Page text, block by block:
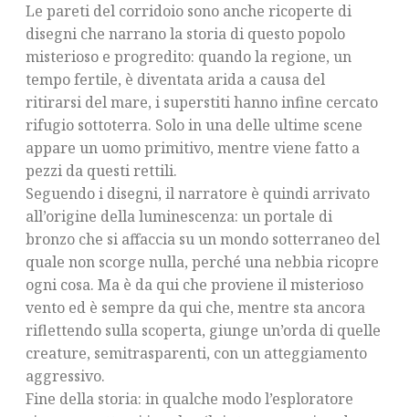
Le pareti del corridoio sono anche ricoperte di
disegni che narrano la storia di questo popolo
misterioso e progredito: quando la regione, un
tempo fertile, è diventata arida a causa del
ritirarsi del mare, i superstiti hanno infine cercato
rifugio sottoterra. Solo in una delle ultime scene
appare un uomo primitivo, mentre viene fatto a
pezzi da questi rettili.
Seguendo i disegni, il narratore è quindi arrivato
all’origine della luminescenza: un portale di
bronzo che si affaccia su un mondo sotterraneo del
quale non scorge nulla, perché una nebbia ricopre
ogni cosa. Ma è da qui che proviene il misterioso
vento ed è sempre da qui che, mentre sta ancora
riflettendo sulla scoperta, giunge un’orda di quelle
creature, semitrasparenti, con un atteggiamento
aggressivo.
Fine della storia: in qualche modo l’esploratore